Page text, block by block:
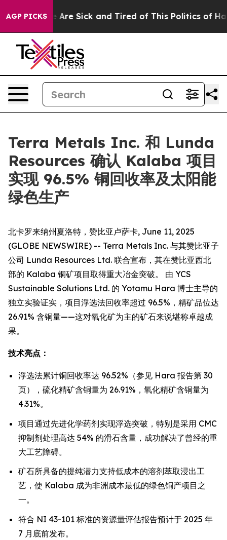
AGP PICKSAre Sick and Tired of This Politics of
Terra Metals Inc. 和 Lunda
Resources 确认 Kalaba 项目
实现 96.5% 铜回收率及太阳能
绿色生产
北卡罗来纳州夏洛特，赞比亚卢萨卡, June 11, 2025
(GLOBE NEWSWIRE) -- Terra Metals Inc. 与其赞比亚子
公司 Lunda Resources Ltd. 联合宣布，其在赞比亚西北
部的 Kalaba 铜矿项目取得重大冶金突破。 由 YCS
Sustainable Solutions Ltd. 的 Yotamu Hara 博士主导的
独立实验证实，项目浮选法回收率超过 96.5%，精矿品位达
26.91% 含铜量——这对氧化矿为主的矿石来说堪称卓越成
果。
技术亮点：
浮选法累计铜回收率达 96.52%（参见 Hara 报告第 30
页），硫化精矿含铜量为 26.91%，氧化精矿含铜量为
4.31%。
项目通过先进化学药剂实现浮选突破，特别是采用 CMC
抑制剂处理高达 54% 的滑石含量，成功解决了曾经的重
大工艺障碍。
矿石所具备的提纯潜力支持低成本的溶剂萃取浸出工
艺，使 Kalaba 成为非洲成本最低的绿色铜产项目之
一。
符合 NI 43-101 标准的资源量评估报告预计于 2025 年
7 月底前发布。